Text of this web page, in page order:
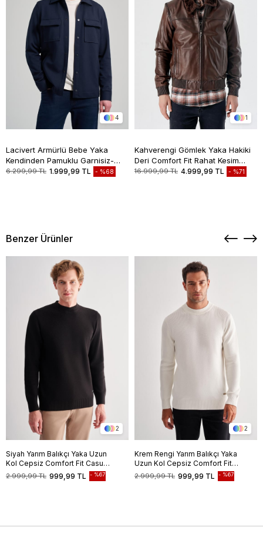
4
Lacivert Armürlü Bebe Yaka
Kendinden Pamuklu Garnisiz-
Biyesiz Standart Fit Mont
6.299,99 TL 1.999,99 TL %68
1
Kahverengi Gömlek Yaka Hakiki
Deri Comfort Fit Rahat Kesim
Casual Mont 1038235208
16.999,99 TL 4.999,99 TL %71
Benzer Ürünler
2
Siyah Yarım Balıkçı Yaka Uzun
Kol Cepsiz Comfort Fit Casual
Pamuklu Triko Kazak
1012255203
999,99 TL
2.999,99 TL %67
2
Krem Rengi Yarım Balıkçı Yaka
Uzun Kol Cepsiz Comfort Fit
Casual Pamuklu Triko Kazak
1012255203
999,99 TL
2.999,99 TL %67